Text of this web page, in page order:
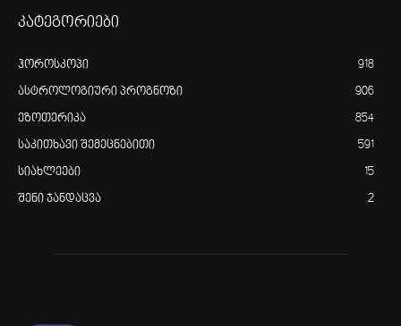
კატეგორიები
ჰოროსკოპი 918
ასტროლოგიური პროგნოზი 906
ეზოთერიკა 854
საკითხავი შემეცნებითი 591
სიახლეები 15
შენი ჯანდაცვა 2